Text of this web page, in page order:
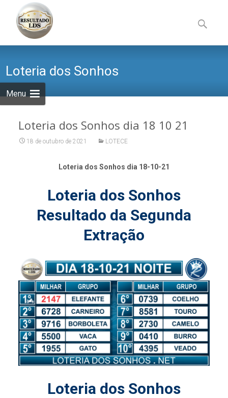
Menu
to
content
por:
Loteria dos Sonhos
Loteria dos Sonhos dia 18 10 21
18 de outubro de 2021 LOTECE
Loteria dos Sonhos dia 18-10-21
Loteria dos Sonhos
Resultado da Segunda
Extração
Loteria dos Sonhos